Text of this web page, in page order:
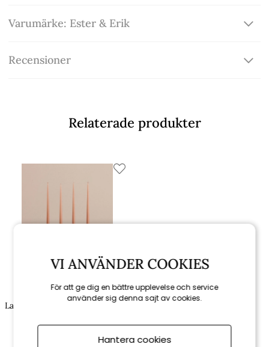
Varumärke: Ester & Erik
Recensioner
Relaterade produkter
Ester & Erik
Lackade kronljus 32 cm - finns i
VI ANVÄNDER COOKIES
För att ge dig en bättre upplevelse och service
använder sig denna sajt av cookies.
Hantera cookies